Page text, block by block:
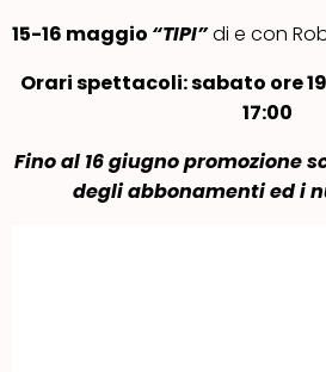
15-16 maggio “TIPI”di e con
Orari spettacoli: sabato ore
17:00
Fino al 16 giugno promozione
degli abbonamenti ed i